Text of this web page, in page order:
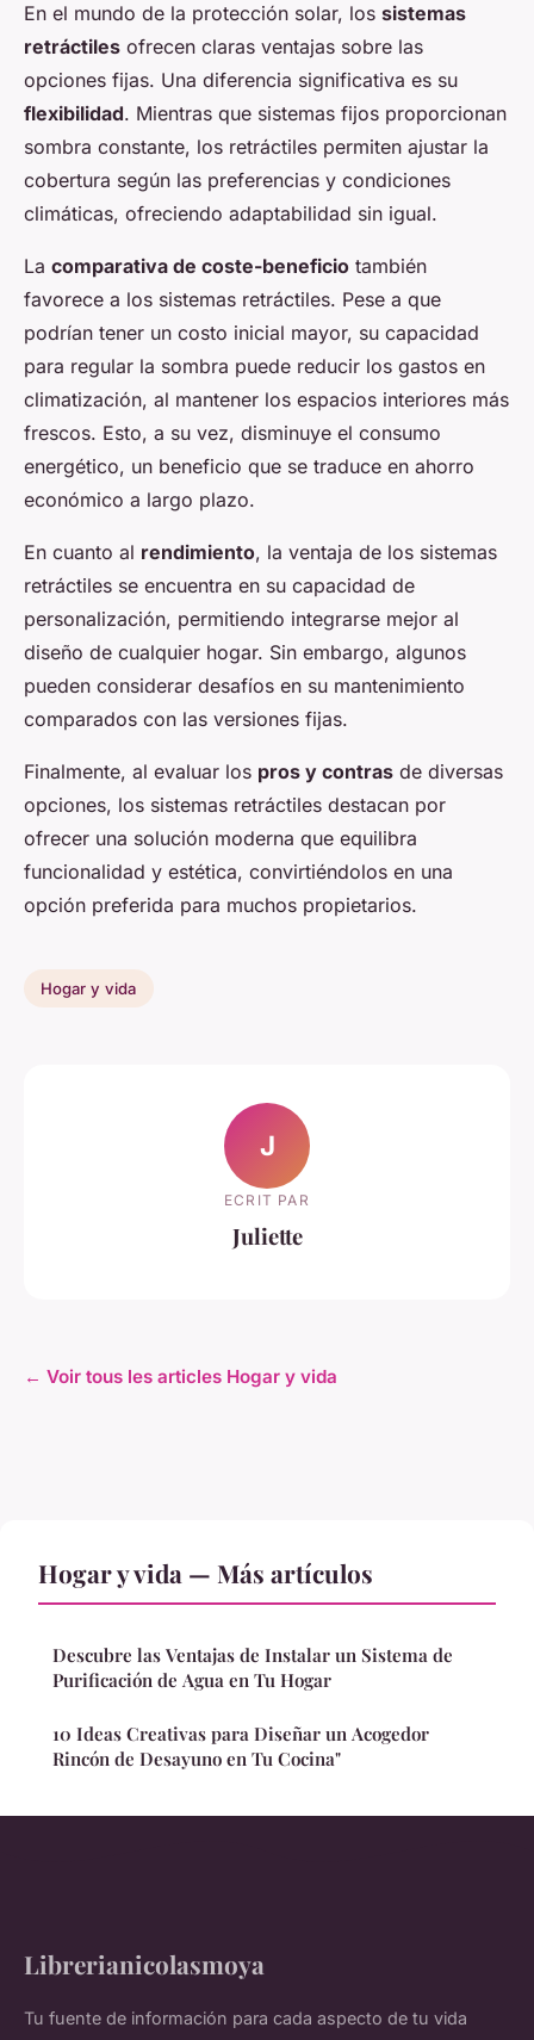
En el mundo de la protección solar, los sistemas
retráctiles ofrecen claras ventajas sobre las
opciones fijas. Una diferencia significativa es su
flexibilidad. Mientras que sistemas fijos proporcionan
sombra constante, los retráctiles permiten ajustar la
cobertura según las preferencias y condiciones
climáticas, ofreciendo adaptabilidad sin igual.
La comparativa de coste-beneficio también
favorece a los sistemas retráctiles. Pese a que
podrían tener un costo inicial mayor, su capacidad
para regular la sombra puede reducir los gastos en
climatización, al mantener los espacios interiores más
frescos. Esto, a su vez, disminuye el consumo
energético, un beneficio que se traduce en ahorro
económico a largo plazo.
En cuanto al rendimiento, la ventaja de los sistemas
retráctiles se encuentra en su capacidad de
personalización, permitiendo integrarse mejor al
diseño de cualquier hogar. Sin embargo, algunos
pueden considerar desafíos en su mantenimiento
comparados con las versiones fijas.
Finalmente, al evaluar los pros y contras de diversas
opciones, los sistemas retráctiles destacan por
ofrecer una solución moderna que equilibra
funcionalidad y estética, convirtiéndolos en una
opción preferida para muchos propietarios.
Hogar y vida
J
ECRIT PAR
Juliette
← Voir tous les articles Hogar y vida
Hogar y vida — Más artículos
Descubre las Ventajas de Instalar un Sistema de
Purificación de Agua en Tu Hogar
10 Ideas Creativas para Diseñar un Acogedor
Rincón de Desayuno en Tu Cocina"
Librerianicolasmoya
Tu fuente de información para cada aspecto de tu vida